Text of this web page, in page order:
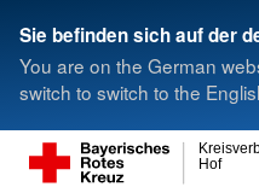
Sie befinden sich auf der
You are on the German
switch to switch to the
Hof